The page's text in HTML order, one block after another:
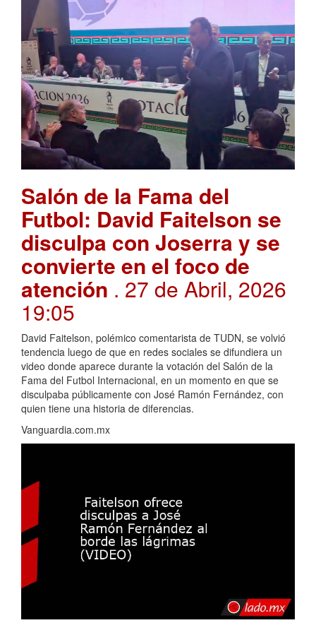
Salón de la Fama del
Futbol: David Faitelson se
disculpa con Joserra y se
convierte en el foco de
atención . 27 de Abril, 2026
19:05
David Faitelson, polémico comentarista de TUDN, se volvió
tendencia luego de que en redes sociales se difundiera un
video donde aparece durante la votación del Salón de la
Fama del Futbol Internacional, en un momento en que se
disculpaba públicamente con José Ramón Fernández, con
quien tiene una historia de diferencias.
Vanguardia.com.mx